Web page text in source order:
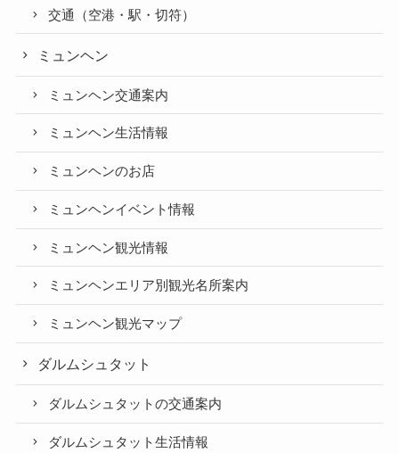
交通（空港・駅・切符）
ミュンヘン
ミュンヘン交通案内
ミュンヘン生活情報
ミュンヘンのお店
ミュンヘンイベント情報
ミュンヘン観光情報
ミュンヘンエリア別観光名所案内
ミュンヘン観光マップ
ダルムシュタット
ダルムシュタットの交通案内
ダルムシュタット生活情報